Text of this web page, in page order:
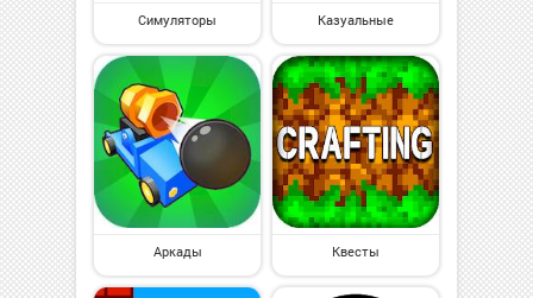
Симуляторы Казуальные
Аркады Квесты